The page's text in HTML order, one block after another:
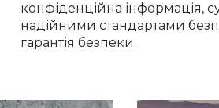
конфіденційна інформація,
надійними стандартами
гарантія безпеки.